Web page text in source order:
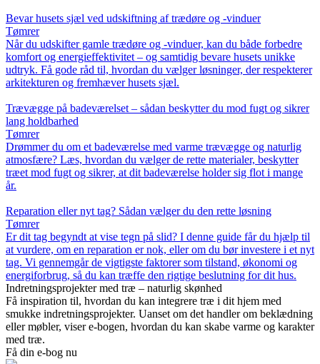
Bevar husets sjæl ved udskiftning af trædøre og -vinduer
Tømrer
Når du udskifter gamle trædøre og -vinduer, kan du både forbedre
komfort og energieffektivitet – og samtidig bevare husets unikke
udtryk. Få gode råd til, hvordan du vælger løsninger, der respekterer
arkitekturen og fremhæver husets sjæl.
Trævægge på badeværelset – sådan beskytter du mod fugt og sikrer
lang holdbarhed
Tømrer
Drømmer du om et badeværelse med varme trævægge og naturlig
atmosfære? Læs, hvordan du vælger de rette materialer, beskytter
træet mod fugt og sikrer, at dit badeværelse holder sig flot i mange
år.
Reparation eller nyt tag? Sådan vælger du den rette løsning
Tømrer
Er dit tag begyndt at vise tegn på slid? I denne guide får du hjælp til
at vurdere, om en reparation er nok, eller om du bør investere i et nyt
tag. Vi gennemgår de vigtigste faktorer som tilstand, økonomi og
energiforbrug, så du kan træffe den rigtige beslutning for dit hus.
Indretningsprojekter med træ – naturlig skønhed
Få inspiration til, hvordan du kan integrere træ i dit hjem med
smukke indretningsprojekter. Uanset om det handler om beklædning
eller møbler, viser e-bogen, hvordan du kan skabe varme og karakter
med træ.
Få din e-bog nu